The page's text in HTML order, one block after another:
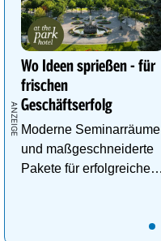
Wo Ideen sprießen - für
frischen
Geschäftserfolg
Moderne Seminarräume
und maßgeschneiderte
Pakete für erfolgreiche